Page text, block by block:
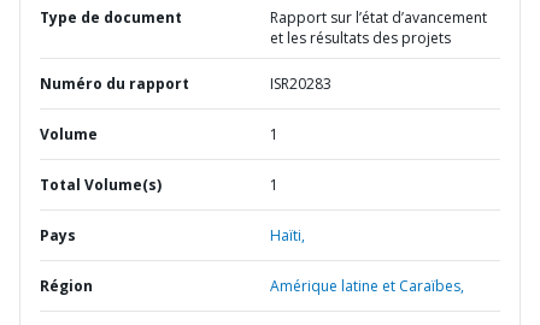
Type de document
Rapport sur l’état d’avancement
et les résultats des projets
Numéro du rapport ISR20283
Volume 1
Total Volume(s) 1
Pays Haïti,
Région Amérique latine et Caraïbes,